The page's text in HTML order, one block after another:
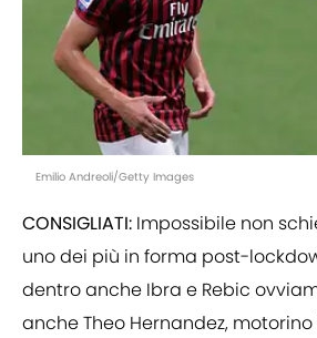
Emilio Andreoli/Getty Images
CONSIGLIATI: Impossibile non
uno dei più in forma post-
dentro anche Ibra e Rebic
anche Theo Hernandez,